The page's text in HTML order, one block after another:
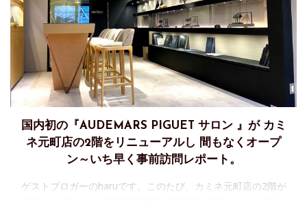
国内初の『AUDEMARS PIGUET サロン 』が カミ
ネ元町店の2階をリニューアルし 間もなくオープ
ン～いち早く事前訪問レポート。
ゲストブロガーのharuです。このたび、カミネ元町店の2階が